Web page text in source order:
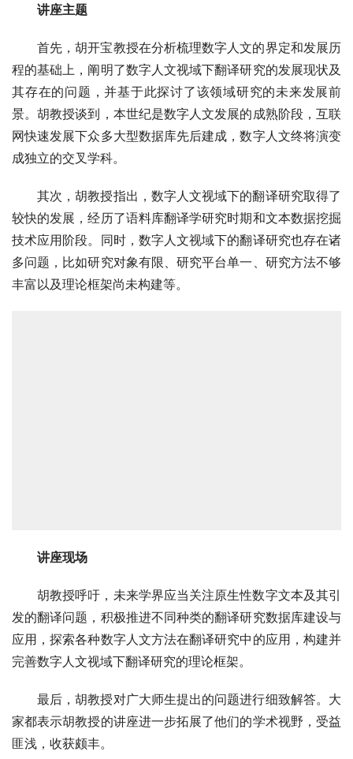
讲座主题
首先，胡开宝教授在分析梳理数字人文的界定和发展历
程的基础上，阐明了数字人文视域下翻译研究的发展现状及
其存在的问题，并基于此探讨了该领域研究的未来发展前
景。胡教授谈到，本世纪是数字人文发展的成熟阶段，互联
网快速发展下众多大型数据库先后建成，数字人文终将演变
成独立的交叉学科。
其次，胡教授指出，数字人文视域下的翻译研究取得了
较快的发展，经历了语料库翻译学研究时期和文本数据挖掘
技术应用阶段。同时，数字人文视域下的翻译研究也存在诸
多问题，比如研究对象有限、研究平台单一、研究方法不够
丰富以及理论框架尚未构建等。
讲座现场
胡教授呼吁，未来学界应当关注原生性数字文本及其引
发的翻译问题，积极推进不同种类的翻译研究数据库建设与
应用，探索各种数字人文方法在翻译研究中的应用，构建并
完善数字人文视域下翻译研究的理论框架。
最后，胡教授对广大师生提出的问题进行细致解答。大
家都表示胡教授的讲座进一步拓展了他们的学术视野，受益
匪浅，收获颇丰。